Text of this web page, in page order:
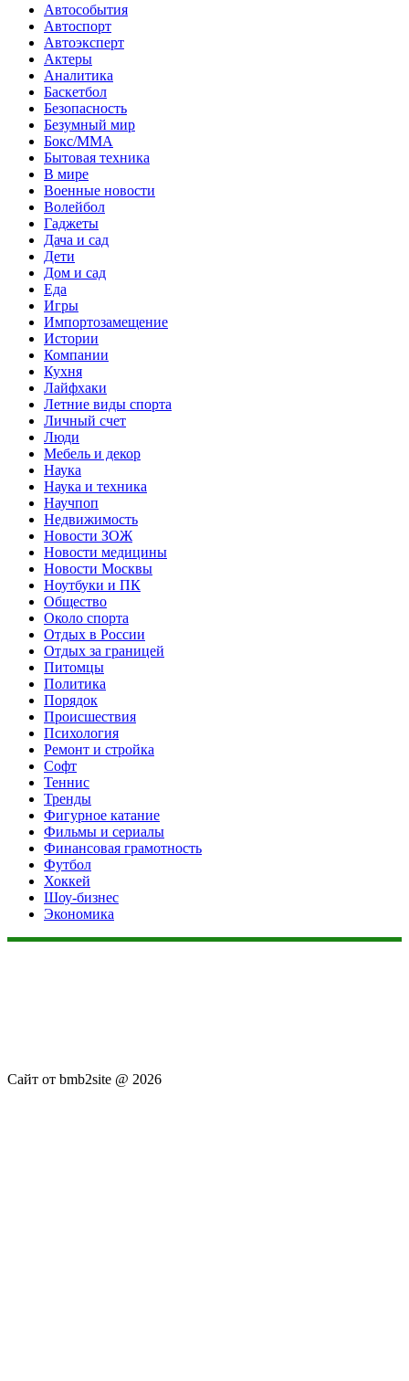
Автособытия
Автоспорт
Автоэксперт
Актеры
Аналитика
Баскетбол
Безопасность
Безумный мир
Бокс/MMA
Бытовая техника
В мире
Военные новости
Волейбол
Гаджеты
Дача и сад
Дети
Дом и сад
Еда
Игры
Импортозамещение
Истории
Компании
Кухня
Лайфхаки
Летние виды спорта
Личный счет
Люди
Мебель и декор
Наука
Наука и техника
Научпоп
Недвижимость
Новости ЗОЖ
Новости медицины
Новости Москвы
Ноутбуки и ПК
Общество
Около спорта
Отдых в России
Отдых за границей
Питомцы
Политика
Порядок
Происшествия
Психология
Ремонт и стройка
Софт
Теннис
Тренды
Фигурное катание
Фильмы и сериалы
Финансовая грамотность
Футбол
Хоккей
Шоу-бизнес
Экономика
Сайт от bmb2site @ 2026